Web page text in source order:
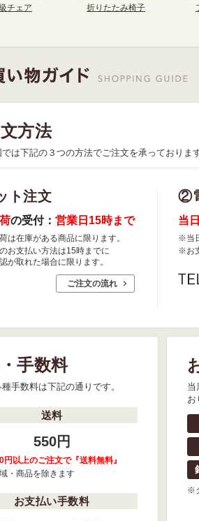
チェア 折りたたみ椅子
方法
は下記の３つの方法でご注文を承っております
ト注文
の受付： 営業日15時まで
は在庫がある商品に限ります。
お支払い方法は15時までに
が取れた場合に限ります。
ご注文の流れ
②
当
※当
※お
手数料
手数料は下記の通りです。
送料
550円
円以上のご注文で『送料無料』
・商品を除きます
お支払い手数料
当
お
※